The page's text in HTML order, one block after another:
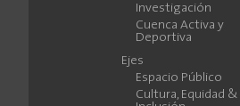
Investigación
Cuenca Activa y
Deportiva
Ejes
Espacio Público
Cultura, Equidad &